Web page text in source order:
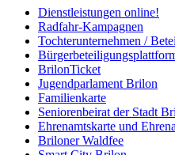
Dienstleistungen online!
Radfahr-Kampagnen
Tochterunternehmen /
BrilonTicket
Jugendparlament Brilon
Familienkarte
Seniorenbeirat der Stadt
Ehrenamtskarte und
Briloner Waldfee